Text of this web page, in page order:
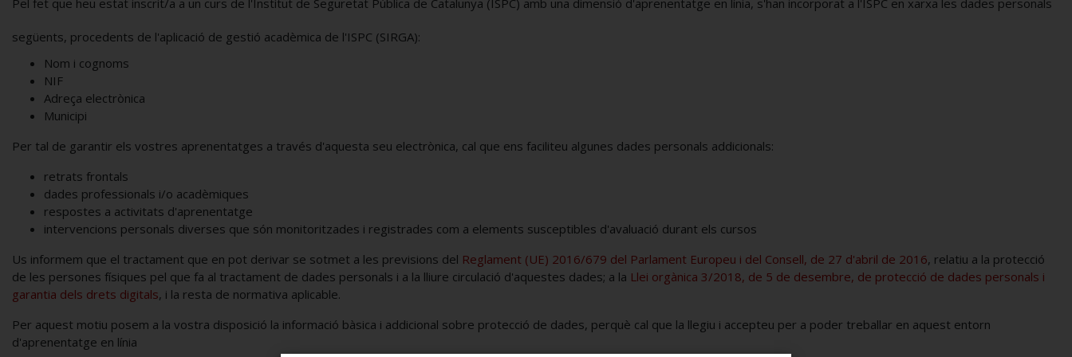
Pel fet que heu estat inscrit/a a un curs de l'Institut de Seguretat Pública de Catalunya (ISPC) amb una dimensió d'aprenentatge en línia, s'han incorporat a l'ISPC en xarxa les dades personals
següents, procedents de l'aplicació de gestió acadèmica de l'ISPC (SIRGA):
Nom i cognoms
NIF
Adreça electrònica
Municipi
Per tal de garantir els vostres aprenentatges a través d'aquesta seu electrònica, cal que ens faciliteu algunes dades personals addicionals:
retrats frontals
dades professionals i/o acadèmiques
respostes a activitats d'aprenentatge
intervencions personals diverses que són monitoritzades i registrades com a elements susceptibles d'avaluació durant els cursos
Us informem que el tractament que en pot derivar se sotmet a les previsions del Reglament (UE) 2016/679 del Parlament Europeu i del Consell, de 27 d'abril de 2016, relatiu a la protecció
de les persones físiques pel que fa al tractament de dades personals i a la lliure circulació d'aquestes dades; a la Llei orgànica 3/2018, de 5 de desembre, de protecció de dades personals i
garantia dels drets digitals, i la resta de normativa aplicable.
Per aquest motiu posem a la vostra disposició la informació bàsica i addicional sobre protecció de dades, perquè cal que la llegiu i accepteu per a poder treballar en aquest entorn
d'aprenentatge en línia